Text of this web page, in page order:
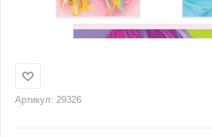
Артикул: 29326